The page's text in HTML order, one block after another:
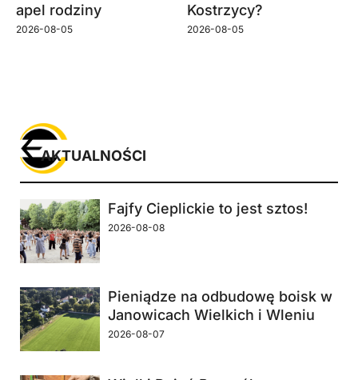
apel rodziny
2026-08-05
Kostrzycy?
2026-08-05
Fajfy Cieplickie to jest sztos!
2026-08-08
Pieniądze na odbudowę boisk w
Janowicach Wielkich i Wleniu
2026-08-07
AKTUALNOŚCI